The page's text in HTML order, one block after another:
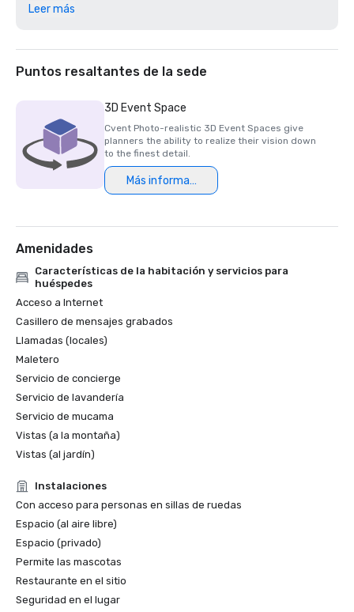
Unidos
#1 en los campos de golf del área metropolitana de la
bahía
Revista de viajes de lujo -2023
Los hoteles más románticos del mundo
Premios de restaurantes Wine Spectator — 2021
Premio a la excelencia Best of
Diario empresarial de silicio — 2021
Los campos de golf #1 más difíciles del Área
Metropolitana de la Bahía
#7 Los 100 mejores campos en los que puedes jugar en
California y #69 en EE. UU.
Forbes — febrero de 2020
Premio 4 estrellas para el resort
Forbes — 2019
Premio 4 estrellas para el resort
Premios Condé Nast Traveler Readers' Choice 2019
«Los mejores complejos turísticos del norte de California»
- #9
Leer más
Puntos resaltantes de la sede
3D Event Space
Cvent Photo-realistic 3D Event Spaces give
planners the ability to realize their vision down
to the finest detail.
Más información
Amenidades
Características de la habitación y servicios para
huéspedes
Acceso a Internet
Casillero de mensajes grabados
Llamadas (locales)
Maletero
Servicio de concierge
Servicio de lavandería
Servicio de mucama
Vistas (a la montaña)
Vistas (al jardín)
Instalaciones
Con acceso para personas en sillas de ruedas
Espacio (al aire libre)
Espacio (privado)
Permite las mascotas
Restaurante en el sitio
Seguridad en el lugar